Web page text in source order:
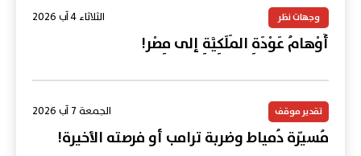
وجهات نظر الثلاثاء 4 آب 2026
أَوْهامُ عَوْدَةِ المَلَكِيَّةِ إلى مِصْر!
تقدير موقف الجمعة 7 آب 2026
مُسيّرة دُمياط وضربة ترامب أو فرصته الأخيرة!